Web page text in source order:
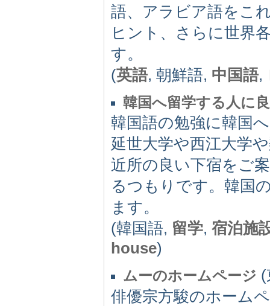
語、アラビア語をこ
ヒント、さらに世界
す。
(英語, 朝鮮語, 中国語,
韓国へ留学する人に
韓国語の勉強に韓国
延世大学や西江大学
近所の良い下宿をご
るつもりです。韓国
ます。
(韓国語, 留学, 宿泊施
house)
ムーのホームページ (
俳優宗方駿のホーム